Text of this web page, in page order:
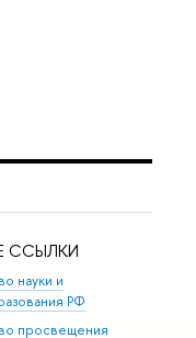
ССЫЛКИ
науки и
РФ
просвещения